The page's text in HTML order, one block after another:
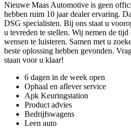
Nieuwe Maas Automotive is geen
hebben ruim 10 jaar dealer ervaring.
DSG specialisten. Bij ons staat u
u tevreden te stellen. Wij nemen de
wensen te luisteren. Samen met u
beste oplossing hebben gevonden.
staan voor u klaar!
6 dagen in de week open
Ophaal en aflever service
Apk Keuringstation
Product advies
Bedrijfswagens
Leen auto